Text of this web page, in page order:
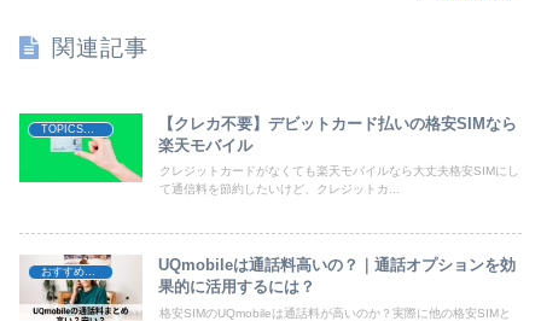
関連記事
【クレカ不要】デビットカード払いの格安SIMなら
楽天モバイル
クレジットカードがなくても楽天モバイルなら大丈夫格安SIMにし
て通信料を節約したいけど、クレジットカ...
UQmobileは通話料高いの？｜通話オプションを効
果的に活用するには？
格安SIMのUQmobileは通話料が高いのか？実際に他の格安SIMと